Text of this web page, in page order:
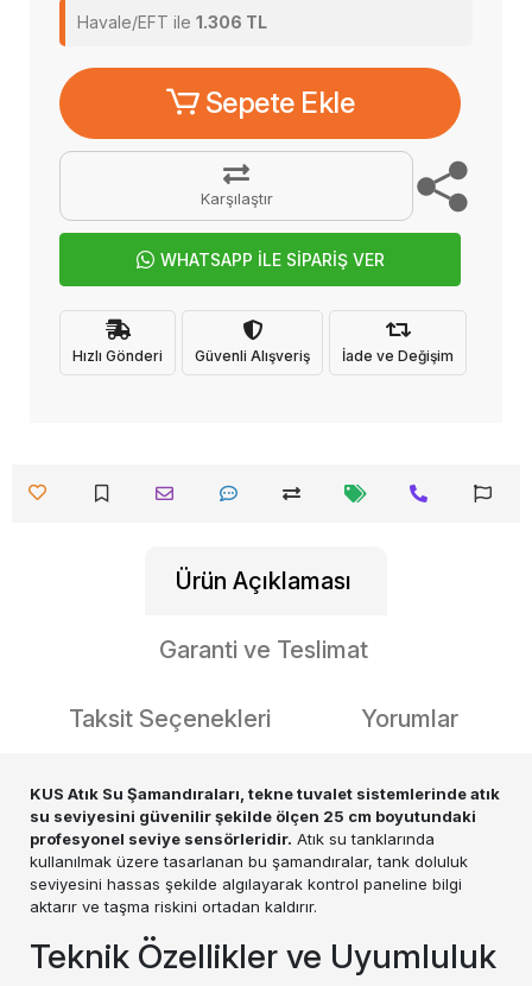
Havale/EFT ile 1.306 TL
Sepete Ekle
Karşılaştır
WHATSAPP İLE SİPARİŞ VER
Hızlı Gönderi Güvenli Alışveriş İade ve Değişim
Ürün Açıklaması
Garanti ve Teslimat
Taksit Seçenekleri Yorumlar
KUS Atık Su Şamandıraları, tekne tuvalet sistemlerinde atık
su seviyesini güvenilir şekilde ölçen 25 cm boyutundaki
profesyonel seviye sensörleridir. Atık su tanklarında
kullanılmak üzere tasarlanan bu şamandıralar, tank doluluk
seviyesini hassas şekilde algılayarak kontrol paneline bilgi
aktarır ve taşma riskini ortadan kaldırır.
Teknik Özellikler ve Uyumluluk